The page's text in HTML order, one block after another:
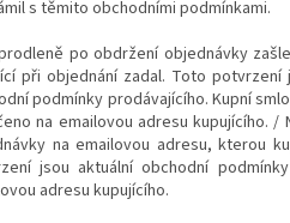
s těmito obchodními podmínkami.
po obdržení objednávky
při objednání zadal. Toto
podmínky prodávajícího. Kupní
na emailovou adresu kupujícího.
na emailovou adresu, kterou
jsou aktuální obchodní
adresu kupujícího.